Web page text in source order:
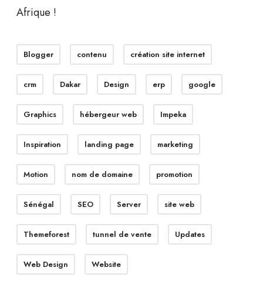
Afrique !
Blogger contenu création site internet
crm Dakar Design erp google
Graphics hébergeur web Impeka
Inspiration landing page marketing
Motion nom de domaine promotion
Sénégal SEO Server site web
Themeforest tunnel de vente Updates
Web Design Website